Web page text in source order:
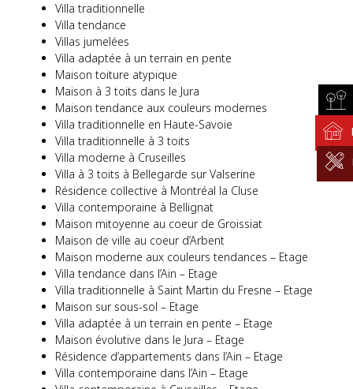
Villa traditionnelle
Villa tendance
Villas jumelées
Villa adaptée à un terrain en pente
Maison toiture atypique
Maison à 3 toits dans le Jura
Maison tendance aux couleurs modernes
Villa traditionnelle en Haute-Savoie
Villa traditionnelle à 3 toits
Villa moderne à Cruseilles
Villa à 3 toits à Bellegarde sur Valserine
Résidence collective à Montréal la Cluse
Villa contemporaine à Bellignat
Maison mitoyenne au coeur de Groissiat
Maison de ville au coeur d’Arbent
Maison moderne aux couleurs tendances – Etage
Villa tendance dans l’Ain – Etage
Villa traditionnelle à Saint Martin du Fresne – Etage
Maison sur sous-sol – Etage
Villa adaptée à un terrain en pente – Etage
Maison évolutive dans le Jura – Etage
Résidence d’appartements dans l’Ain – Etage
Villa contemporaine dans l’Ain – Etage